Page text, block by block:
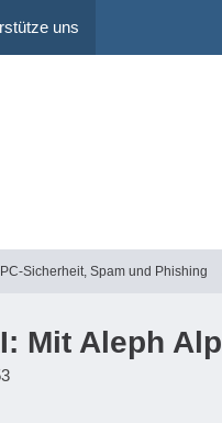
uns
PC-Sicherheit, Spam und Phishing
Mit Aleph